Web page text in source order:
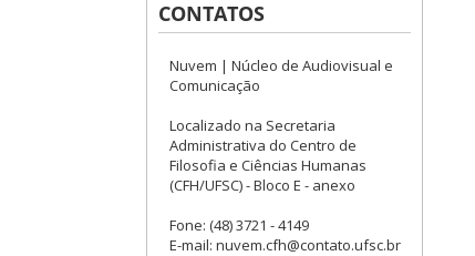
CONTATOS
Nuvem | Núcleo de Audiovisual e
Comunicação
Localizado na Secretaria
Administrativa do Centro de
Filosofia e Ciências Humanas
(CFH/UFSC) - Bloco E - anexo
Fone: (48) 3721 - 4149
E-mail: nuvem.cfh@contato.ufsc.br